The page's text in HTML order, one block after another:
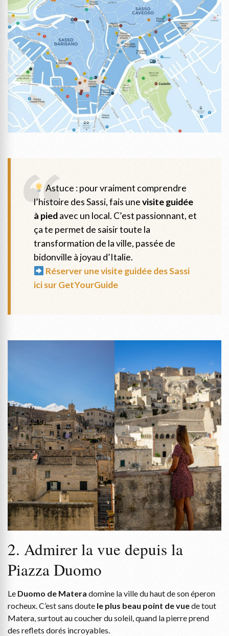
Astuce : pour vraiment comprendre
l’histoire des Sassi, fais unevisite guidée
à piedavec un local. C’est passionnant, et
ça te permet de saisir toute la
transformation de la ville, passée de
bidonville à joyau d’Italie.
Réserver une visite guidée des Sassi
ici sur GetYourGuide
2. Admirer la vue depuis la
Piazza Duomo
Le Duomo de Matera domine la ville du haut de son éperon
rocheux. C’est sans doute le plus beau point de vuede tout
Matera, surtout au coucher du soleil, quand la pierre prend
des reflets dorés incroyables.